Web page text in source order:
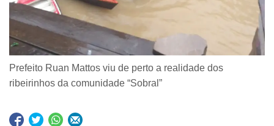
Prefeito Ruan Mattos viu de perto a realidade dos
ribeirinhos da comunidade “Sobral”